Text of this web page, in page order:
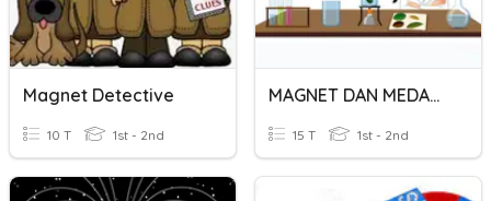
Magnet Detective
10 T 1st - 2nd
MAGNET DAN MEDAN MAGNET
15 T 1st - 2nd